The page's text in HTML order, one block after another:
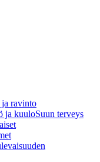
ravinto
ja kuuloSuun terveys